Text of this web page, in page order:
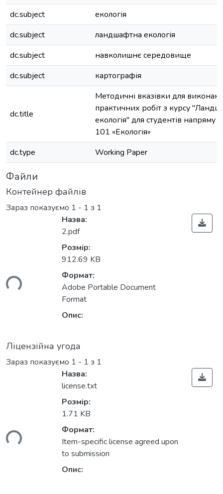
dc.subject
екологія
dc.subject
ландшафтна екологія
dc.subject
навколишнє середовище
dc.subject
картографія
dc.title
Методичні вказівки для
практичних робіт з курсу
екологія" для студентів напряму
101 «Екологія»
dc.type
Working Paper
Файли
Контейнер файлів
Зараз показуємо 1 - 1 з 1
Назва:
2.pdf
Розмір:
912.69 KB
Формат:
Adobe Portable Document
Format
Опис:
Ліцензійна угода
Зараз показуємо 1 - 1 з 1
Назва:
license.txt
Розмір:
1.71 KB
Формат:
Item-specific license agreed upon
to submission
Опис: